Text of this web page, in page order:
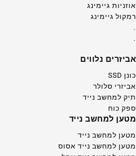
אוזניות גיימינג
רמקול גיימינג
.
.
אביזרים נלווים
כונן SSD
אביזרי סלולר
תיק למחשב נייד
ספק כוח
מטען למחשב נייד
מטען למחשב נייד
מטען למחשב נייד אסוס